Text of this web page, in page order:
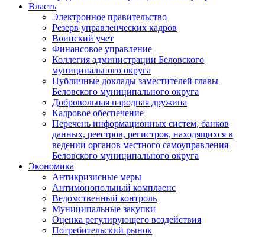
Власть
Электронное правительство
Резерв управленческих кадров
Воинский учет
Финансовое управление
Коллегия администрации Беловского
муниципального округа
Публичные доклады заместителей главы
Беловского муниципального округа
Добровольная народная дружина
Кадровое обеспечение
Перечень информационных систем, банков
данных, реестров, регистров, находящихся в
ведении органов местного самоуправления
Беловского муниципального округа
Экономика
Антикризисные меры
Антимонопольный комплаенс
Ведомственный контроль
Муниципальные закупки
Оценка регулирующего воздействия
Потребительский рынок